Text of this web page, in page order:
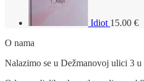
Idiot 15.00 €
O nama
Nalazimo se u Dežmanovoj ulici 3